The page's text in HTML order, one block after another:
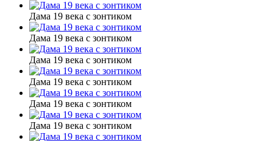
Дама 19 века с зонтиком
Дама 19 века с зонтиком
Дама 19 века с зонтиком
Дама 19 века с зонтиком
Дама 19 века с зонтиком
Дама 19 века с зонтиком